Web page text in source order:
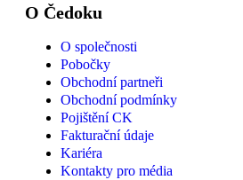
O Čedoku
O společnosti
Pobočky
Obchodní partneři
Obchodní podmínky
Pojištění CK
Fakturační údaje
Kariéra
Kontakty pro média